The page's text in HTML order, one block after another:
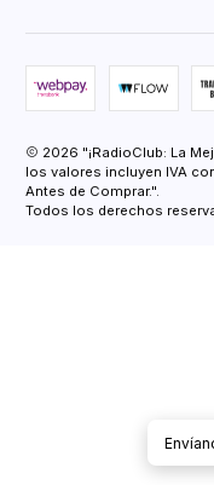
2026 "¡RadioClub: La
los valores incluyen IVA
Antes de Comprar.".
Todos los derechos